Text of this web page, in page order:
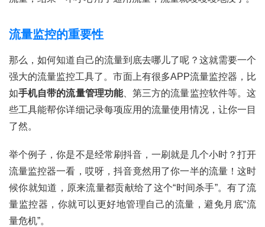
流量监控的重要性
那么，如何知道自己的流量到底去哪儿了呢？这就需要一个
强大的流量监控工具了。市面上有很多APP流量监控器，比
如手机自带的流量管理功能、第三方的流量监控软件等。这
些工具能帮你详细记录每项应用的流量使用情况，让你一目
了然。
举个例子，你是不是经常刷抖音，一刷就是几个小时？打开
流量监控器一看，哎呀，抖音竟然用了你一半的流量！这时
候你就知道，原来流量都贡献给了这个“时间杀手”。有了流
量监控器，你就可以更好地管理自己的流量，避免月底“流
量危机”。